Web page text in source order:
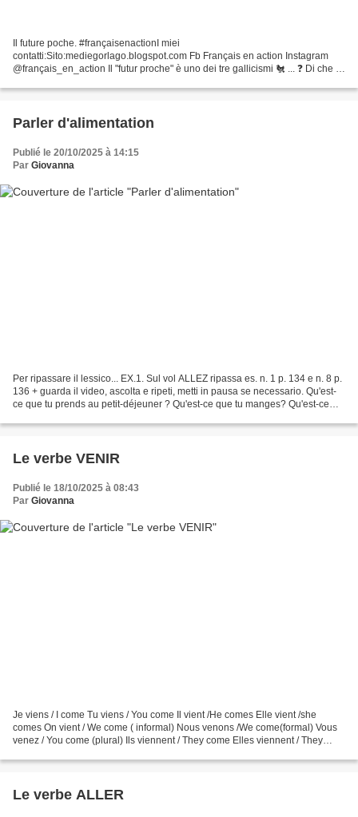
Il future poche. #françaisenactionI miei
contatti:Sito:mediegorlago.blogspot.com Fb Français en action Instagram
@français_en_action Il "futur proche" è uno dei tre gallicismi 🐔 ... ❓ Di che si
Parler d'alimentation
Publié le 20/10/2025 à 14:15
Par Giovanna
Per ripassare il lessico... EX.1. Sul vol ALLEZ ripassa es. n. 1 p. 134 e n. 8 p.
136 + guarda il video, ascolta e ripeti, metti in pausa se necessario. Qu'est-
ce que tu prends au petit-déjeuner ? Qu'est-ce que tu manges? Qu'est-ce
Le verbe VENIR
Publié le 18/10/2025 à 08:43
Par Giovanna
Je viens / I come Tu viens / You come Il vient /He comes Elle vient /she
comes On vient / We come ( informal) Nous venons /We come(formal) Vous
venez / You come (plural) Ils viennent / They come Elles viennent / They
Le verbe ALLER